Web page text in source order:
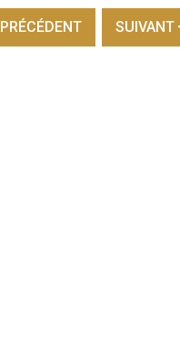
PRÉCÉDENT SUIVANT